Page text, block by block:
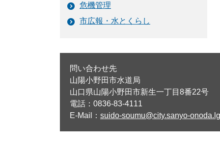
危機管理
市広報・水とくらし
問い合わせ先
山陽小野田市水道局
山口県山陽小野田市新生一丁目8番22号
電話：0836-83-4111
E-Mail： suido-soumu@city.sanyo-